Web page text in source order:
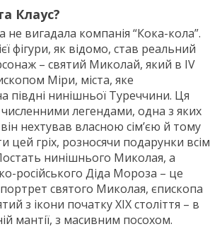
Клаус?
не вигадала компанія “Кока-кола”.
фігури, як відомо, став реальний
– святий Миколай, який в IV
Міри, міста, яке
півдні нинішньої Туреччини. Ця
легендами, одна з яких
нехтував власною сім’єю й тому
цей гріх, розносячи подарунки всім
нинішнього Миколая, а
російського Діда Мороза – це
святого Миколая, єпископа
з ікони початку XIX століття – в
мантії, з масивним посохом.